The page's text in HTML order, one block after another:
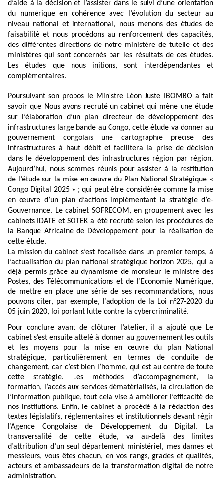
d’aide à la décision et l’assister dans le suivi d’une orientation
du numérique en cohérence avec l’évolution du secteur au
niveau national et international, nous menons des études de
faisabilité et nous procédons au renforcement des capacités,
des différentes directions de notre ministère de tutelle et des
ministères qui sont concernés par les résultats de ces études.
Les études que nous initions, sont interdépendantes et
complémentaires.
Poursuivant son propos le Ministre Léon Juste IBOMBO a fait
savoir que Nous avons recruté un cabinet qui mène une étude
sur l’élaboration d’un plan directeur de développement des
infrastructures large bande au Congo, cette étude va donner au
gouvernement congolais une cartographie précise des
infrastructures à haut débit et facilitera la prise de décision
dans le développement des infrastructures région par région.
Aujourd’hui, nous sommes réunis pour assister à la restitution
de l’étude sur la mise en œuvre du Plan National Stratégique «
Congo Digital 2025 » ; qui peut être considérée comme la mise
en œuvre d’un plan d’actions implémentant la stratégie d’e-
Gouvernance. Le cabinet SOFRECOM, en groupement avec les
cabinets IDATE et SOTEK a été recruté selon les procédures de
la Banque Africaine de Développement pour la réalisation de
cette étude.
La mission du cabinet s’est focalisée dans un premier temps, à
l’actualisation du plan national stratégique horizon 2025, qui a
déjà permis grâce au dynamisme de monsieur le ministre des
Postes, des Télécommunications et de l’Economie Numérique,
de mettre en place une série de ses recommandations, nous
pouvons citer, par exemple, l’adoption de la Loi n°27-2020 du
05 juin 2020, loi portant lutte contre la cybercriminalité.
Pour conclure avant de clôturer l’atelier, il a ajouté que Le
cabinet s’est ensuite attelé à donner au gouvernement les outils
et les moyens pour la mise en œuvre du plan National
stratégique, particulièrement en termes de conduite de
changement, car c’est bien l’homme, qui est au centre de toute
cette stratégie. Les méthodes d’accompagnement, la
formation, l’accès aux services dématérialisés, la circulation de
l’information publique, tout cela vise à améliorer l’efficacité de
nos institutions. Enfin, le cabinet a procédé à la rédaction des
textes législatifs, réglementaires et institutionnels devant régir
l’Agence Congolaise de Développement du Digital. La
transversalité de cette étude, va au-delà des limites
d’attribution d’un seul département ministériel, mes dames et
messieurs, vous êtes chacun, en vos rangs, grades et qualités,
acteurs et ambassadeurs de la transformation digital de notre
administration.